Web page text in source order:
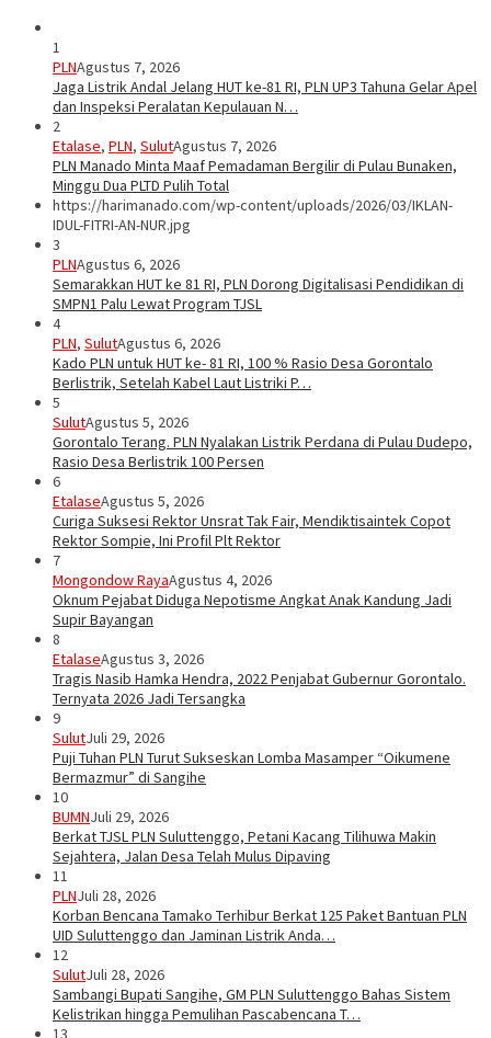
1
PLNAgustus 7, 2026
Jaga Listrik Andal Jelang HUT ke-81 RI, PLN UP3 Tahuna Gelar Apel
dan Inspeksi Peralatan Kepulauan N…
2
Etalase, PLN, SulutAgustus 7, 2026
PLN Manado Minta Maaf Pemadaman Bergilir di Pulau Bunaken,
Minggu Dua PLTD Pulih Total
https://harimanado.com/wp-content/uploads/2026/03/IKLAN-
IDUL-FITRI-AN-NUR.jpg
3
PLNAgustus 6, 2026
Semarakkan HUT ke 81 RI, PLN Dorong Digitalisasi Pendidikan di
SMPN1 Palu Lewat Program TJSL
4
PLN, SulutAgustus 6, 2026
Kado PLN untuk HUT ke- 81 RI, 100 % Rasio Desa Gorontalo
Berlistrik, Setelah Kabel Laut Listriki P…
5
SulutAgustus 5, 2026
Gorontalo Terang. PLN Nyalakan Listrik Perdana di Pulau Dudepo,
Rasio Desa Berlistrik 100 Persen
6
EtalaseAgustus 5, 2026
Curiga Suksesi Rektor Unsrat Tak Fair, Mendiktisaintek Copot
Rektor Sompie, Ini Profil Plt Rektor
7
Mongondow RayaAgustus 4, 2026
Oknum Pejabat Diduga Nepotisme Angkat Anak Kandung Jadi
Supir Bayangan
8
EtalaseAgustus 3, 2026
Tragis Nasib Hamka Hendra, 2022 Penjabat Gubernur Gorontalo.
Ternyata 2026 Jadi Tersangka
9
SulutJuli 29, 2026
Puji Tuhan PLN Turut Sukseskan Lomba Masamper “Oikumene
Bermazmur” di Sangihe
10
BUMNJuli 29, 2026
Berkat TJSL PLN Suluttenggo, Petani Kacang Tilihuwa Makin
Sejahtera, Jalan Desa Telah Mulus Dipaving
11
PLNJuli 28, 2026
Korban Bencana Tamako Terhibur Berkat 125 Paket Bantuan PLN
UID Suluttenggo dan Jaminan Listrik Anda…
12
SulutJuli 28, 2026
Sambangi Bupati Sangihe, GM PLN Suluttenggo Bahas Sistem
Kelistrikan hingga Pemulihan Pascabencana T…
13